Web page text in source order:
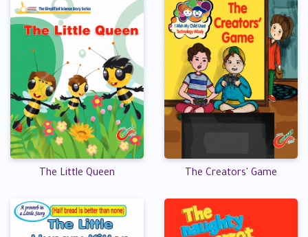
The Creators' Game
The Little Queen